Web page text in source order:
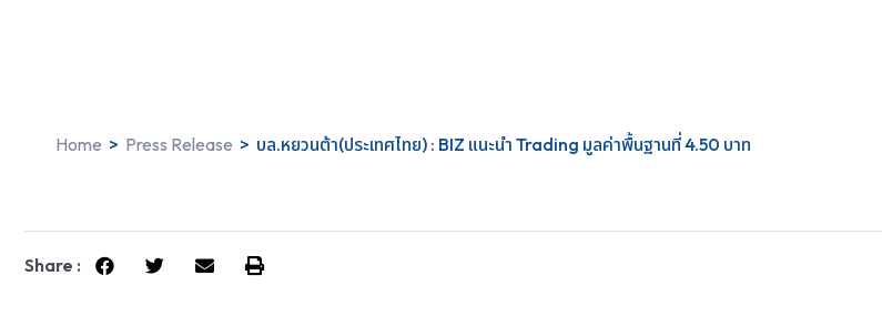
Home > Press Release > บล.หยวนต้า(ประเทศไทย) : BIZ แนะนำ Trading มูลค่าพื้นฐานที่ 4.50 บาท
Share :